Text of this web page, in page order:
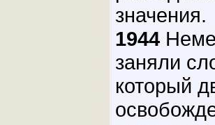
значения.
1944
заняли
который